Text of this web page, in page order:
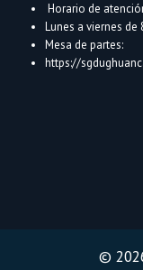
Horario de
Lunes a viernes de
Mesa de partes:
https://
©